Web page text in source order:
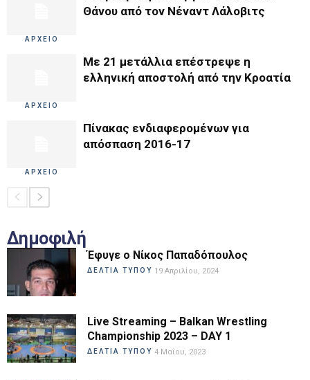
ΑΡΧΕΙΟ
Θάνου από τον Νέναντ Λάλοβιτς
ΑΡΧΕΙΟ
Με 21 μετάλλια επέστρεψε η
ελληνική αποστολή από την Κροατία
ΑΡΧΕΙΟ
Πίνακας ενδιαφερομένων για
απόσπαση 2016-17
Δημοφιλή
Έφυγε ο Νίκος Παπαδόπουλος
ΔΕΛΤΙΑ ΤΥΠΟΥ 19 Απριλίου, 2024
Live Streaming – Balkan Wrestling
Championship 2023 – DAY 1
ΔΕΛΤΙΑ ΤΥΠΟΥ 4 Μαΐου, 2023